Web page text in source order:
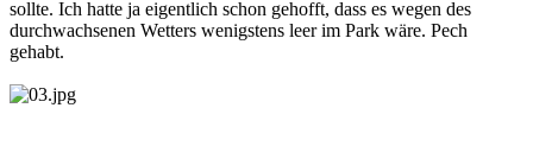
sollte. Ich hatte ja eigentlich schon gehofft, dass es wegen des
durchwachsenen Wetters wenigstens leer im Park wäre. Pech
gehabt.